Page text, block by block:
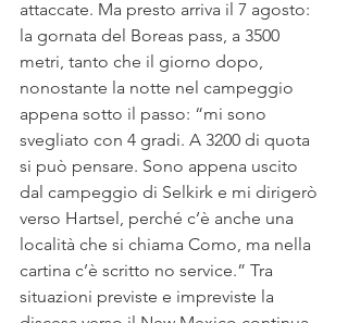
attaccate. Ma presto arriva il 7 agosto:
la gornata del Boreas pass, a 3500
metri, tanto che il giorno dopo,
nonostante la notte nel campeggio
appena sotto il passo: “mi sono
svegliato con 4 gradi. A 3200 di quota
si può pensare. Sono appena uscito
dal campeggio di Selkirk e mi dirigerò
verso Hartsel, perché c’è anche una
località che si chiama Como, ma nella
cartina c’è scritto no service.” Tra
situazioni previste e impreviste la